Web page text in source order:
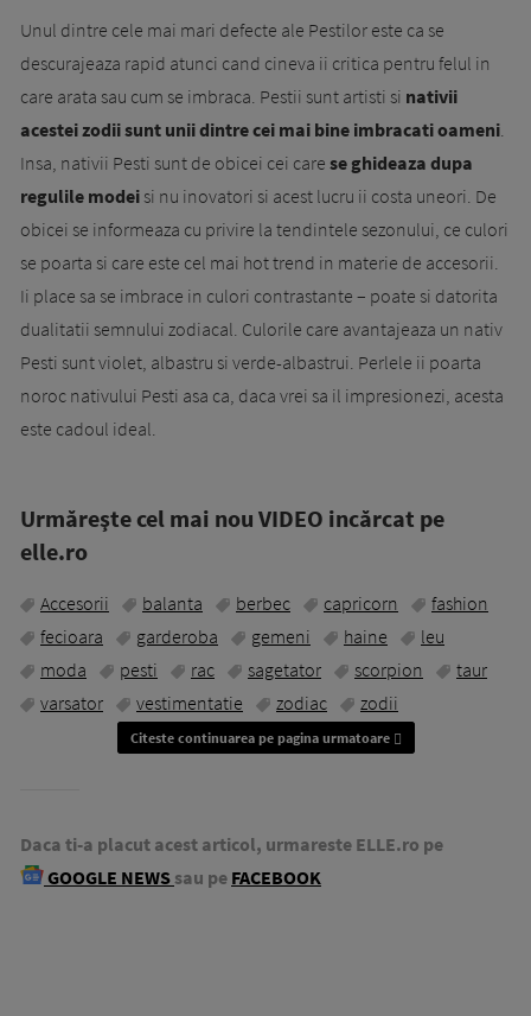
Unul dintre cele mai mari defecte ale Pestilor este ca se
descurajeaza rapid atunci cand cineva ii critica pentru felul in
care arata sau cum se imbraca. Pestii sunt artisti si nativii
acestei zodii sunt unii dintre cei mai bine imbracati oameni.
Insa, nativii Pesti sunt de obicei cei care se ghideaza dupa
regulile modeisi nu inovatori si acest lucru ii costa uneori. De
obicei se informeaza cu privire la tendintele sezonului, ce culori
se poarta si care este cel mai hot trend in materie de accesorii.
Ii place sa se imbrace in culori contrastante – poate si datorita
dualitatii semnului zodiacal. Culorile care avantajeaza un nativ
Pesti sunt violet, albastru si verde-albastrui. Perlele ii poarta
noroc nativului Pesti asa ca, daca vrei sa il impresionezi, acesta
este cadoul ideal.
Urmăreşte cel mai nou VIDEO incărcat pe
elle.ro
Accesorii balanta berbec capricorn
fashion
fecioara
garderoba gemeni haine
leu
moda
pesti rac sagetator scorpion
taur
varsator
vestimentatie zodiac zodii
Citeste continuarea pe pagina urmatoare
Daca ti-a placut acest articol, urmareste ELLE.ro pe
GOOGLE NEWS sau pe FACEBOOK